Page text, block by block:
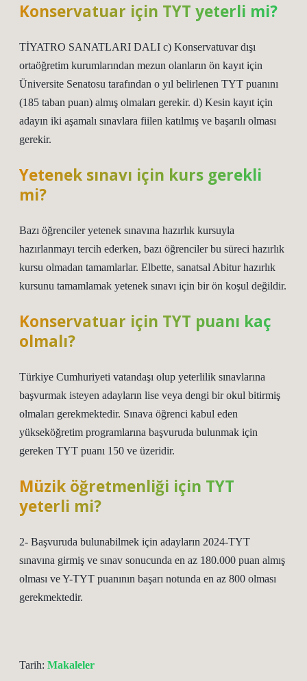
Konservatuar için TYT yeterli mi?
TİYATRO SANATLARI DALI c) Konservatuvar dışı
ortaöğretim kurumlarından mezun olanların ön kayıt için
Üniversite Senatosu tarafından o yıl belirlenen TYT puanını
(185 taban puan) almış olmaları gerekir. d) Kesin kayıt için
adayın iki aşamalı sınavlara fiilen katılmış ve başarılı olması
gerekir.
Yetenek sınavı için kurs gerekli
mi?
Bazı öğrenciler yetenek sınavına hazırlık kursuyla
hazırlanmayı tercih ederken, bazı öğrenciler bu süreci hazırlık
kursu olmadan tamamlarlar. Elbette, sanatsal Abitur hazırlık
kursunu tamamlamak yetenek sınavı için bir ön koşul değildir.
Konservatuar için TYT puanı kaç
olmalı?
Türkiye Cumhuriyeti vatandaşı olup yeterlilik sınavlarına
başvurmak isteyen adayların lise veya dengi bir okul bitirmiş
olmaları gerekmektedir. Sınava öğrenci kabul eden
yükseköğretim programlarına başvuruda bulunmak için
gereken TYT puanı 150 ve üzeridir.
Müzik öğretmenliği için TYT
yeterli mi?
2- Başvuruda bulunabilmek için adayların 2024-TYT
sınavına girmiş ve sınav sonucunda en az 180.000 puan almış
olması ve Y-TYT puanının başarı notunda en az 800 olması
gerekmektedir.
Tarih: Makaleler